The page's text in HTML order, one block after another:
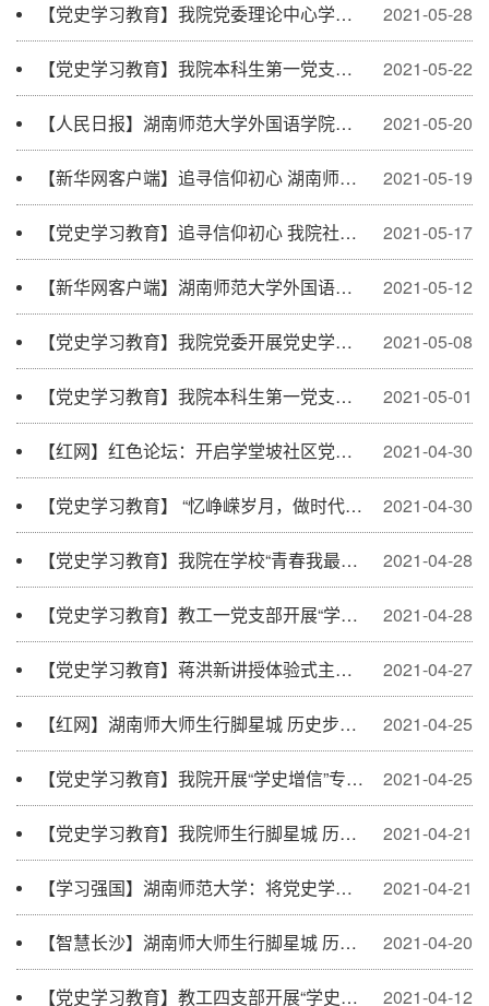
2021-05-28
【党史学习教育】我院党委理论中心学习小组举行“学史崇德”专题学习会议
2021-05-22
【党史学习教育】我院本科生第一党支部开展“学史崇德”专题学习读书会
2021-05-20
【人民日报】湖南师范大学外国语学院社会实践课程走进岳麓书院开展现场教学
2021-05-19
【新华网客户端】追寻信仰初心 湖南师大外国语学院社会实践课程走进岳麓书院开展现...
2021-05-17
【党史学习教育】追寻信仰初心 我院社会实践课程走进岳麓书院开展现场教学
2021-05-12
【新华网客户端】湖南师范大学外国语学院主题口语课堂进社区
2021-05-08
【党史学习教育】我院党委开展党史学习教育“学史崇德” 专题学习
2021-05-01
【党史学习教育】我院本科生第一党支部开展“学史增信”体验式学习
2021-04-30
【红网】红色论坛：开启学堂坡社区党史学习教育新模式
2021-04-30
【党史学习教育】 “忆峥嵘岁月，做时代先锋”——二支部党员聆听蒋洪新书记的党课
2021-04-28
【党史学习教育】我院在学校“青春我最红”健美操大赛中斩获佳绩
2021-04-28
【党史学习教育】教工一党支部开展“学史增信”专题学习
2021-04-27
【党史学习教育】蒋洪新讲授体验式主题党课
2021-04-25
【红网】湖南师大师生行脚星城 历史步道上开启实践学习
2021-04-25
【党史学习教育】我院开展“学史增信”专题教职工理论学习活动
2021-04-21
【党史学习教育】我院师生行脚星城 历史步道上开启党史教育
2021-04-21
【学习强国】湖南师范大学：将党史学习教育融入课程思政
2021-04-20
【智慧长沙】湖南师大师生行脚星城 历史步道上开启实践学习
2021-04-12
【党史学习教育】教工四支部开展“学史明理”专题学习